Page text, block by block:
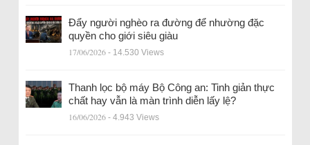
Đẩy người nghèo ra đường để nhường đặc
quyền cho giới siêu giàu
17/06/2026 - 14.530 Views
Thanh lọc bộ máy Bộ Công an: Tinh giản thực
chất hay vẫn là màn trình diễn lấy lệ?
16/06/2026 - 4.943 Views